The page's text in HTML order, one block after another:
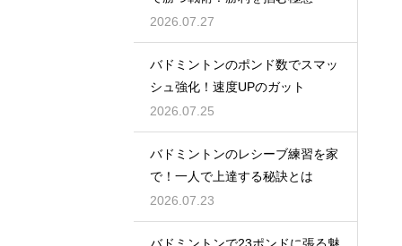
2026.07.27
バドミントンのポンド数でスマッ
シュ強化！速度UPのガット
2026.07.25
バドミントンのレシーブ練習を家
で！一人で上達する秘訣とは
2026.07.23